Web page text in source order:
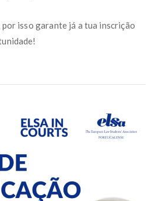
isso garante já a tua inscrição